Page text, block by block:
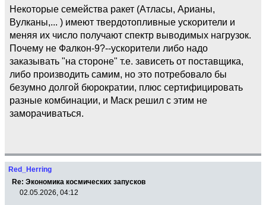
Некоторые семейства ракет (Атласы, Арианы,
Вулканы,... ) имеют твердотопливные ускорители и
меняя их число получают спектр выводимых нагрузок.
Почему не Фалкон-9?--ускорители либо надо
заказывать "на стороне" т.е. зависеть от поставщика,
либо производить самим, но это потребовало бы
безумно долгой бюрократии, плюс сертифицировать
разные комбинации, и Маск решил с этим не
заморачиваться.
Red_Herring
Re: Экономика космических запусков
02.05.2026, 04:12